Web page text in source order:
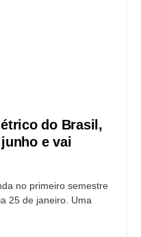
do Brasil,
e vai
no primeiro semestre
25 de janeiro. Uma